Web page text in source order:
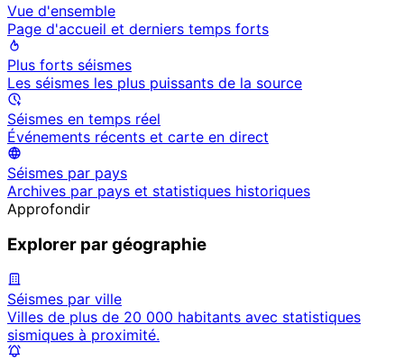
Vue d'ensemble
Page d'accueil et derniers temps forts
Plus forts séismes
Les séismes les plus puissants de la source
Séismes en temps réel
Événements récents et carte en direct
Séismes par pays
Archives par pays et statistiques historiques
Approfondir
Explorer par géographie
Séismes par ville
Villes de plus de 20 000 habitants avec statistiques
sismiques à proximité.